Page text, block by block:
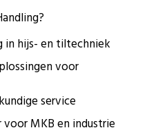
in hijs- en tiltechniek
voor
service
MKB en industrie